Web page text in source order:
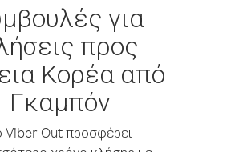
για
προς
Κορέα από
Γκαμπόν
Viber Out προσφέρει